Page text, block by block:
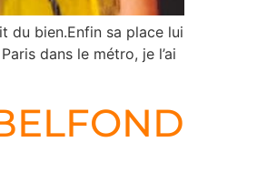
du bien.Enfin sa place lui
dans le métro, je l’ai